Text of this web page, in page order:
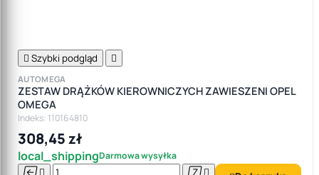
 Szybki podgląd 
AUTOMEGA
ZESTAW DRĄŻKÓW KIEROWNICZYCH ZAWIESZENI OPEL
OMEGA
Indeks: 110164810
308,45 zł
local_shippingDarmowa wysyłka
   